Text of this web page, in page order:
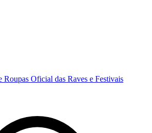
Oficial das Raves e Festivais